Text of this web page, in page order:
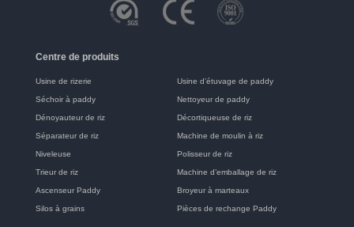
Centre de produits
Usine de rizerie Usine d’étuvage de paddy
Séchoir à paddy Nettoyeur de paddy
Dénoyauteur de riz Décortiqueuse de riz
Séparateur de riz Machine de moulin à riz
Niveleuse Polisseur de riz
Trieur de riz Machine d’emballage de riz
Ascenseur Paddy Broyeur à marteaux
Silos à grains Pièces de rechange Paddy